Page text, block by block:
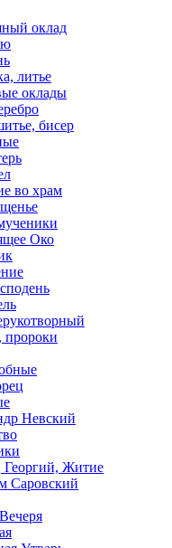
оклад
литье
оклады
бисер
во храм
Око
пророки
Невский
Георгий, Житие
Саровский